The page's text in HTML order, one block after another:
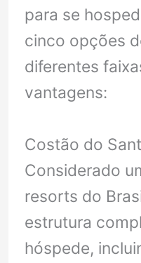
para se
cinco opções
diferentes
vantagens:
Costão do
Considerado
resorts do
estrutura
hóspede,